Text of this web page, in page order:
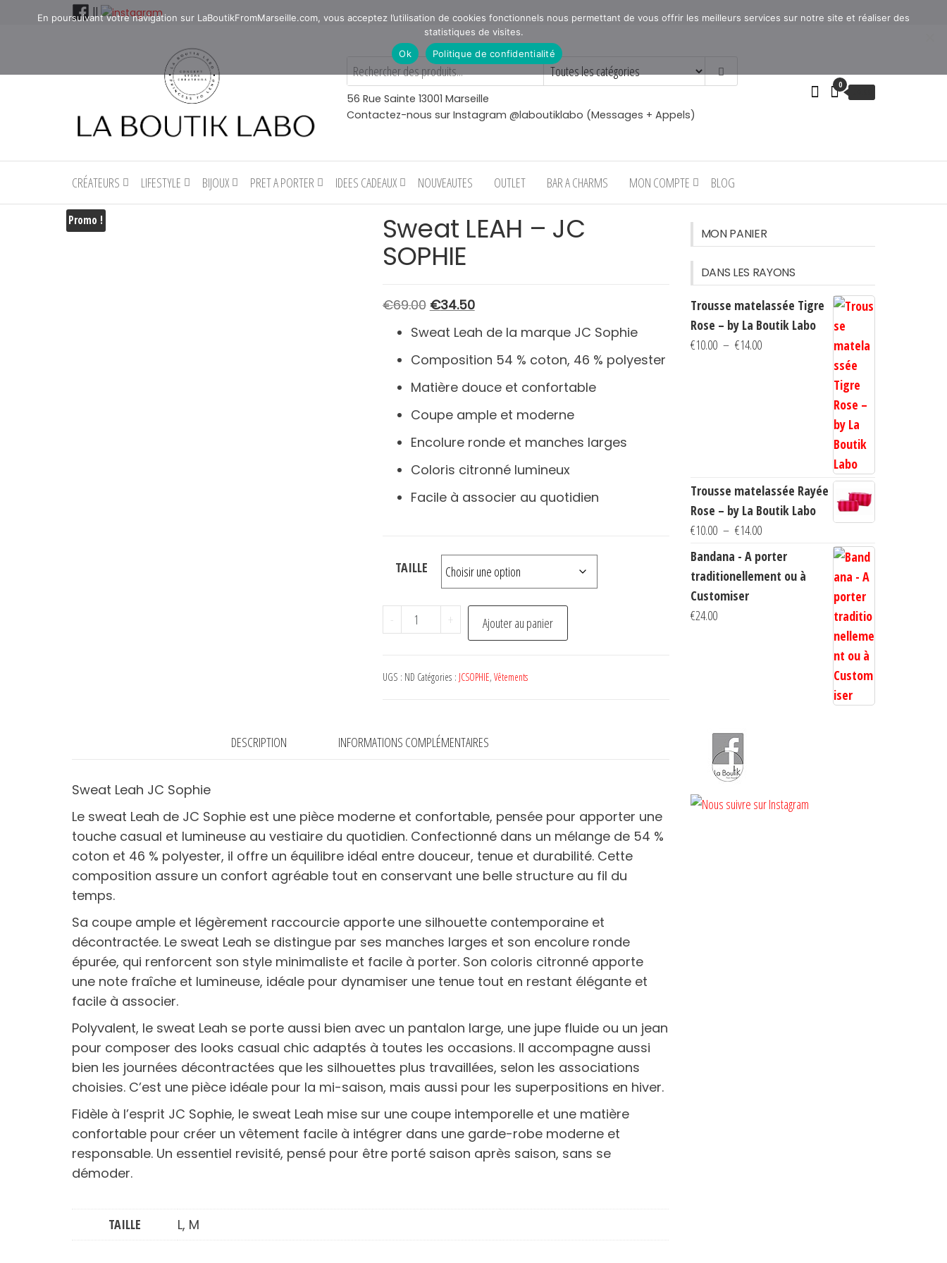
||
Boutik
Labo
boutique
de
de
talents à
56 Rue Sainte 13001 Marseille
Contactez-nous sur Instagram @laboutiklabo (Messages + Appels)
0
CRÉATEURS LIFESTYLE BIJOUX PRET A PORTER IDEES CADEAUX NOUVEAUTES OUTLET BAR A CHARMS MON COMPTE BLOG
Promo ! Sweat LEAH – JC
SOPHIE
€69.00 Le
prix
était :
€69.00.
€34.50Le
prix
est :
€34.50.
Sweat Leah de la marque JC Sophie
Composition 54 % coton, 46 % polyester
Matière douce et confortable
Coupe ample et moderne
Encolure ronde et manches larges
Coloris citronné lumineux
Facile à associer au quotidien
TAILLE
-
quantité
de
LEAH
+ Ajouter au panier
UGS : ND Catégories : JCSOPHIE, Vêtements
DESCRIPTION INFORMATIONS COMPLÉMENTAIRES
Sweat Leah JC Sophie
Le sweat Leah de JC Sophie est une pièce moderne et confortable, pensée pour apporter une
touche casual et lumineuse au vestiaire du quotidien. Confectionné dans un mélange de 54 %
coton et 46 % polyester, il offre un équilibre idéal entre douceur, tenue et durabilité. Cette
composition assure un confort agréable tout en conservant une belle structure au fil du
temps.
Sa coupe ample et légèrement raccourcie apporte une silhouette contemporaine et
décontractée. Le sweat Leah se distingue par ses manches larges et son encolure ronde
épurée, qui renforcent son style minimaliste et facile à porter. Son coloris citronné apporte
une note fraîche et lumineuse, idéale pour dynamiser une tenue tout en restant élégante et
facile à associer.
Polyvalent, le sweat Leah se porte aussi bien avec un pantalon large, une jupe fluide ou un jean
pour composer des looks casual chic adaptés à toutes les occasions. Il accompagne aussi
bien les journées décontractées que les silhouettes plus travaillées, selon les associations
choisies. C’est une pièce idéale pour la mi-saison, mais aussi pour les superpositions en hiver.
Fidèle à l’esprit JC Sophie, le sweat Leah mise sur une coupe intemporelle et une matière
confortable pour créer un vêtement facile à intégrer dans une garde-robe moderne et
responsable. Un essentiel revisité, pensé pour être porté saison après saison, sans se
démoder.
TAILLE L, M
MON PANIER
DANS LES RAYONS
Trousse matelassée Tigre
Rose – by La Boutik Labo
€10.00 – €14.00Plage
Trousse matelassée Rayée
Rose – by La Boutik Labo
€10.00 – €14.00Plage
prix :
Bandana - A porter
traditionellement ou à
Customiser
€24.00
En poursuivant votre navigation sur LaBoutikFromMarseille.com, vous acceptez l’utilisation de cookies fonctionnels nous permettant de vous offrir les meilleurs services sur notre site et réaliser des
statistiques de visites.
Ok
Politique de confidentialité